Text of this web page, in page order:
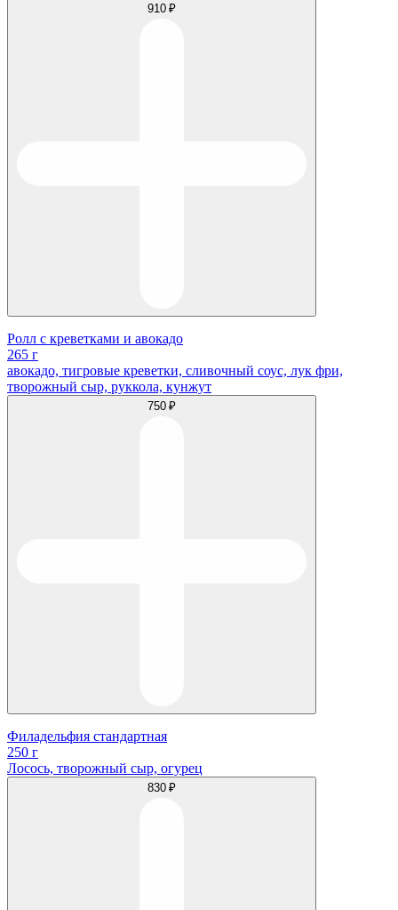
910 ₽
Ролл с креветками и авокадо
265 г
авокадо, тигровые креветки, сливочный соус, лук фри,
творожный сыр, руккола, кунжут
750 ₽
Филадельфия стандартная
250 г
Лосось, творожный сыр, огурец
830 ₽